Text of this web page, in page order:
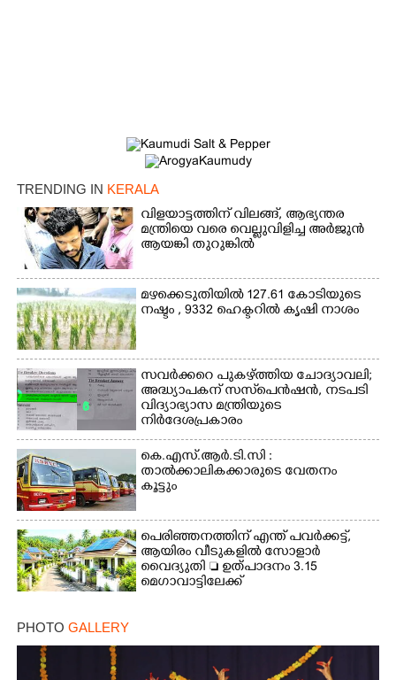
TRENDING IN KERALA
വിളയാട്ടത്തിന് വിലങ്ങ്, ആഭ്യന്തര
മന്ത്രിയെ വരെ വെല്ലുവിളിച്ച അർജുൻ
ആയങ്കി തുറുങ്കിൽ
മഴക്കെടുതിയിൽ 127.61 കോടിയുടെ
നഷ്ടം , 9332 ഹെക്ടറിൽ കൃഷി നാശം
സവർക്കറെ പുകഴ്ത്തിയ ചോദ്യാവലി;
അദ്ധ്യാപകന് സസ്‌പെൻഷൻ, നടപടി
വിദ്യാഭ്യാസ മന്ത്രിയുടെ
നിർദേശപ്രകാരം
കെ.എസ്.ആർ.ടി.സി :
താൽക്കാലികക്കാരുടെ വേതനം
കൂട്ടും
പെരിഞ്ഞനത്തിന് എന്ത് പവർക്കട്ട്,​
ആയിരം വീടുകളിൽ സോളാർ
വൈദ്യുതി  ഉത്പാദനം 3.15
മെഗാവാട്ടിലേക്ക്
PHOTO GALLERY